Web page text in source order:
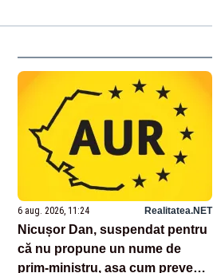
6 aug. 2026, 11:24 Realitatea.NET
Nicușor Dan, suspendat pentru
că nu propune un nume de
prim-ministru, așa cum prevede